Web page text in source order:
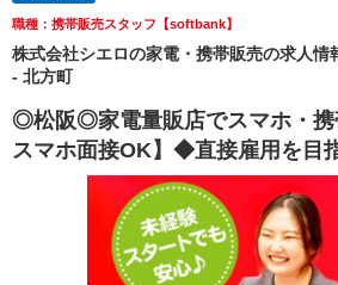
職種：携帯販売スタッフ【softbank】
株式会社シエロの家電・携帯販売の求人情
- 北方町
◎松阪◎家電量販店でスマホ・携
スマホ面接OK】◆直接雇用を目